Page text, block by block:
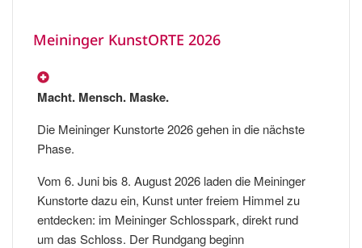
Meininger KunstORTE 2026
Macht. Mensch. Maske.
Die Meininger Kunstorte 2026 gehen in die nächste
Phase.
Vom 6. Juni bis 8. August 2026 laden die Meininger
Kunstorte dazu ein, Kunst unter freiem Himmel zu
entdecken: im Meininger Schlosspark, direkt rund
um das Schloss. Der Rundgang beginn